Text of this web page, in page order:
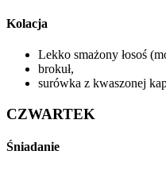
Kolacja
Lekko smażony łosoś
brokuł,
surówka z kwaszonej
CZWARTEK
Śniadanie